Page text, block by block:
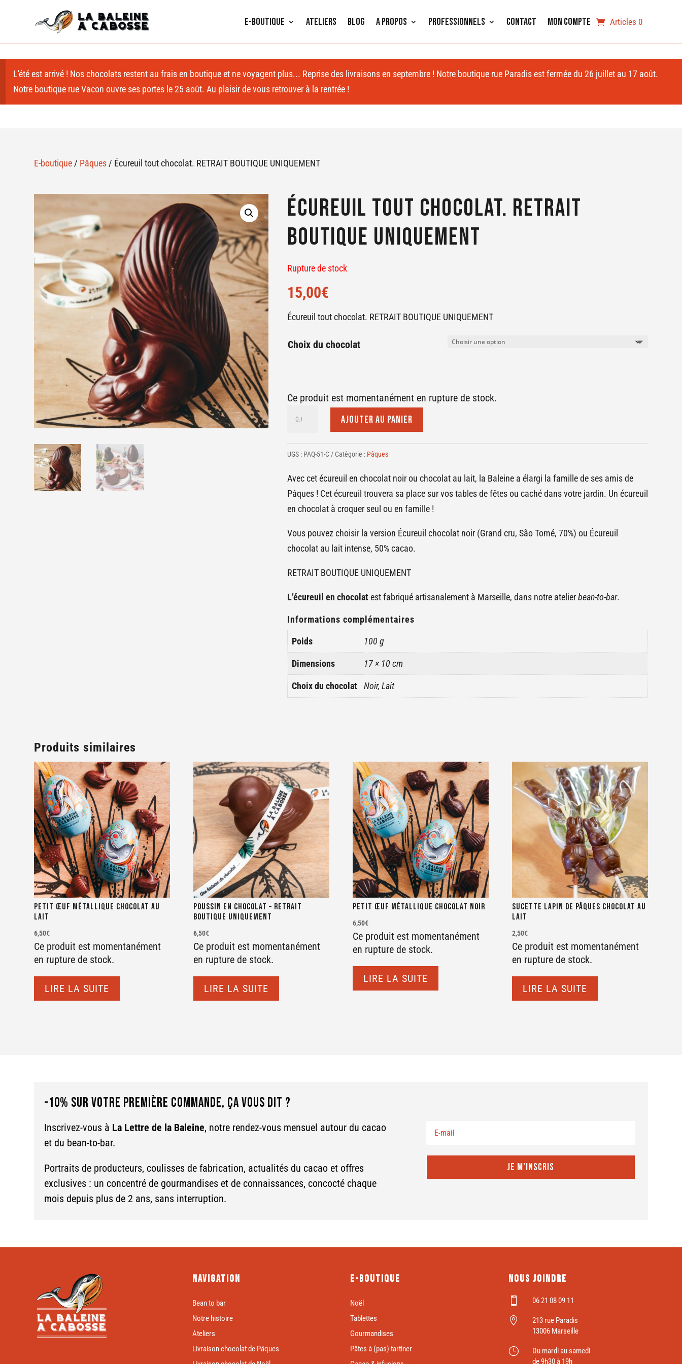
E-Boutique Ateliers Blog A propos Professionnels Contact Mon compte Articles 0
L'été est arrivé ! Nos chocolats restent au frais en boutique et ne voyagent plus... Reprise des livraisons en septembre ! Notre boutique rue Paradis est fermée du 26 juillet au 17 août.
Notre boutique rue Vacon ouvre ses portes le 25 août. Au plaisir de vous retrouver à la rentrée !
E-boutique / Pâques / Écureuil tout chocolat. RETRAIT BOUTIQUE UNIQUEMENT
Écureuil tout chocolat. RETRAIT
BOUTIQUE UNIQUEMENT
Rupture de stock
15,00€
Écureuil tout chocolat. RETRAIT BOUTIQUE UNIQUEMENT
Choix du chocolat
Ce produit est momentanément en rupture de stock.
Écureuil
tout
chocolat.
RETRAIT
BOUTIQUE
AJOUTER AU PANIER
UGS : PAQ-51-C Catégorie : Pâques
Avec cet écureuil en chocolat noir ou chocolat au lait, la Baleine a élargi la famille de ses amis de
Pâques ! Cet écureuil trouvera sa place sur vos tables de fêtes ou caché dans votre jardin. Un écureuil
en chocolat à croquer seul ou en famille !
Vous pouvez choisir la version Écureuil chocolat noir (Grand cru, São Tomé, 70%) ou Écureuil
chocolat au lait intense, 50% cacao.
RETRAIT BOUTIQUE UNIQUEMENT
L’écureuil en chocolatest fabriqué artisanalement à Marseille, dans notre atelierbean-to-bar.
Informations complémentaires
Poids 100 g
Dimensions 17 × 10 cm
Choix du chocolat Noir, Lait
Produits similaires
Petit œuf métallique chocolat au
lait
6,50€
Ce produit est momentanément
en rupture de stock.
LIRE LA SUITE
Poussin en chocolat – RETRAIT
BOUTIQUE UNIQUEMENT
6,50€
Ce produit est momentanément
en rupture de stock.
LIRE LA SUITE
Petit œuf métallique chocolat noir
6,50€
Ce produit est momentanément
en rupture de stock.
LIRE LA SUITE
Sucette lapin de Pâques chocolat au
lait
2,50€
Ce produit est momentanément
en rupture de stock.
LIRE LA SUITE
-10% SUR VOTRE PREMIÈRE COMMANDE, ÇA VOUS DIT ?
Inscrivez-vous à La Lettre de la Baleine, notre rendez-vous mensuel autour du cacao
et du bean-to-bar.
Portraits de producteurs, coulisses de fabrication, actualités du cacao et offres
exclusives : un concentré de gourmandises et de connaissances, concocté chaque
mois depuis plus de 2 ans, sans interruption.
JE M’INSCRIS
Navigation
Bean to bar
Notre histoire
Ateliers
Livraison chocolat de Pâques
E-boutique
Noël
Tablettes
Gourmandises
Pâtes à (pas) tartiner
Nous joindre
 06 21 08 09 11

213 rue Paradis
13006 Marseille
}
Du mardi au samedi
de 9h30 à 19h